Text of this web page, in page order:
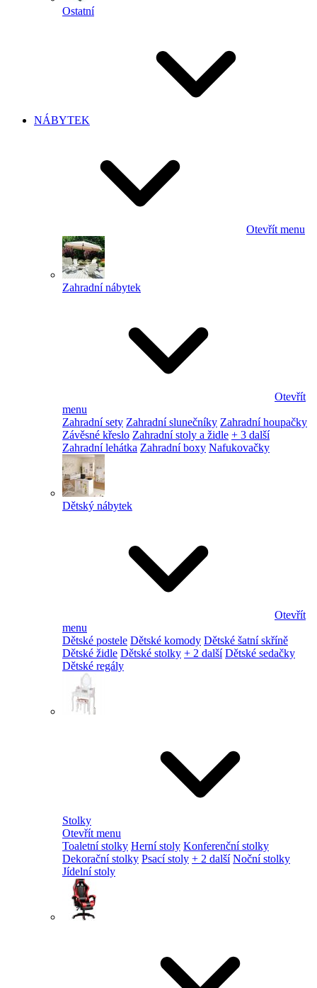
Ostatní
NÁBYTEK
Otevřít menu
Zahradní nábytek
Otevřít
menu
Zahradní sety Zahradní slunečníky Zahradní houpačky
Závěsné křeslo Zahradní stoly a židle + 3 další
Zahradní lehátka Zahradní boxy Nafukovačky
Dětský nábytek
Otevřít
menu
Dětské postele Dětské komody Dětské šatní skříně
Dětské židle Dětské stolky + 2 další Dětské sedačky
Dětské regály
Stolky
Otevřít menu
Toaletní stolky Herní stoly Konferenční stolky
Dekorační stolky Psací stoly + 2 další Noční stolky
Jídelní stoly